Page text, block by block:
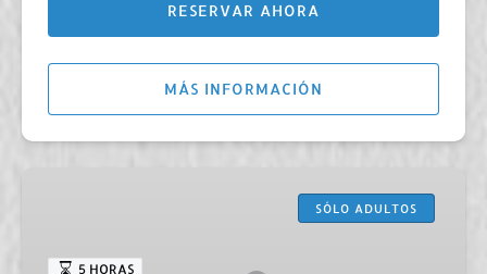
RESERVAR AHORA
MÁS INFORMACIÓN
SÓLO ADULTOS
5 HORAS